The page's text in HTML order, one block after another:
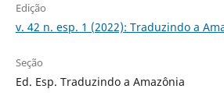
Edição
v. 42 n. esp. 1 (2022): Traduzindo a
Seção
Ed. Esp. Traduzindo a Amazônia